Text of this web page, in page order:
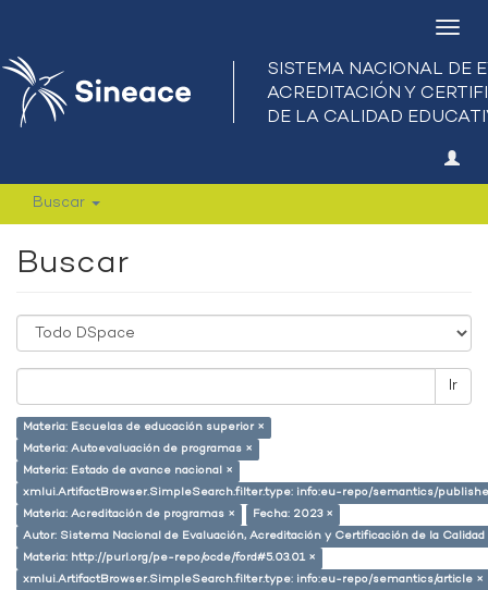
Buscar
Buscar
Ir
Materia: Escuelas de educación superior ×
Materia: Autoevaluación de programas ×
Materia: Estado de avance nacional ×
xmlui.ArtifactBrowser.SimpleSearch.filter.type: info:eu-repo/semantics/
Materia: Acreditación de programas ×
Fecha: 2023 ×
Autor: Sistema Nacional de Evaluación, Acreditación y Certificación de la
Materia: http://purl.org/pe-repo/ocde/ford#5.03.01 ×
xmlui.ArtifactBrowser.SimpleSearch.filter.type: info:eu-repo/semantics/article ×